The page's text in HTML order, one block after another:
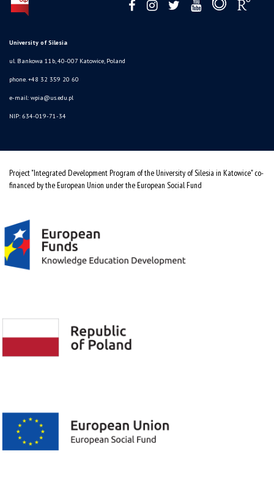
University of Silesia
ul. Bankowa 11b, 40-007 Katowice, Poland
phone. +48 32 359 20 60
e-mail: wpia@us.edu.pl
NIP: 634-019-71-34
Project "Integrated Development Program of the University of Silesia in Katowice" co-
financed by the European Union under the European Social Fund